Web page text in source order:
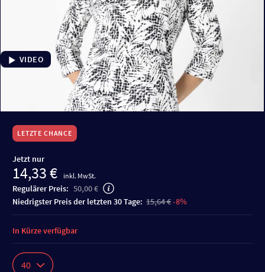
VIDEO
LETZTE CHANCE
Jetzt nur
14,33 € inkl. MwSt.
Regulärer Preis: 50,00 €
niedrigster Preis der letzten 30 Tage: 15,64 €-8%
40
In Kürze verfügbar